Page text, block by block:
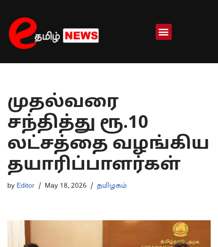
Skip
to
content
முதல்வரை
சந்தித்து ரூ.10
லட்சத்தை வழங்கிய
தயாரிப்பாளர்கள்
by Editor May 18, 2026 தமிழகம்